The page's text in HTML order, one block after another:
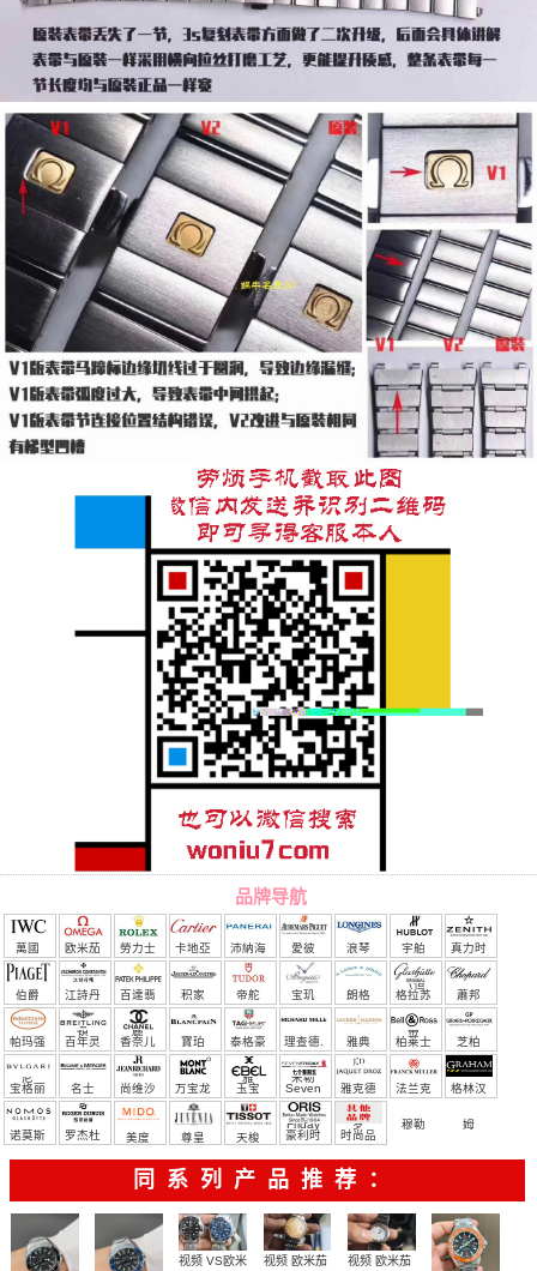
品牌导航
萬國 欧米茄 勞力士 卡地亞 沛納海 愛彼 浪琴 宇舶
（恒
宝）
真力时
伯爵 江詩丹
頓
百達翡
麗
积家 帝舵 宝玑 朗格 格拉苏
蒂
蕭邦
帕玛强
尼
百年灵 香奈儿 寶珀 泰格豪
雅
理查德.
米勒
雅典 柏莱士 芝柏
宝格丽 名士 尚维沙 万宝龙 玉宝 Seven
Friday
雅克德
罗
法兰克
穆勒
格林汉
姆
诺莫斯
罗杰杜 美度 尊皇 天梭 豪利时 时尚品
牌/原单
同系列产品推荐：
视频 VS欧米
视频 欧米茄
视频 欧米茄